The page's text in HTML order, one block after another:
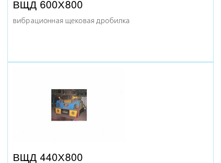
ВЩД 600Х800
вибрационная щековая дробилка
ВЩД 440Х800